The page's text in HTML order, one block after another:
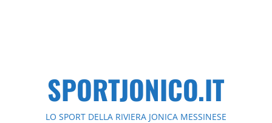
SPORTJONICO.IT
LO SPORT DELLA RIVIERA JONICA MESSINESE